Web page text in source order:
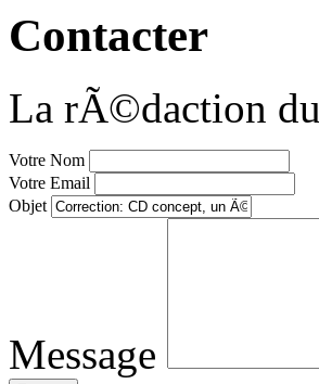
Contacter
La rÃ©daction
Votre Nom
Votre Email
Objet
Message